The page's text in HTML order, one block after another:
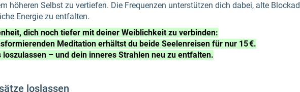
höheren Selbst zu vertiefen. Die Frequenzen unterstützen dich dabei, alte
Energie zu entfalten.
dich noch tiefer mit deiner Weiblichkeit zu verbinden:
Meditation erhältst du beide Seelenreisen für nur 15 €.
– und dein inneres Strahlen neu zu entfalten.
loslassen